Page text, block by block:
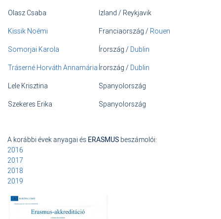
Olasz Csaba Izland / Reykjavik
Kissik Noémi Franciaország / Rouen
Somorjai Karola Írország / Dublin
Tráserné Horváth Annamária Írország / Dublin
Lele Krisztina Spanyolország
Szekeres Erika Spanyolország
A korábbi évek anyagai és ERASMUS beszámolói:
2016
2017
2018
2019